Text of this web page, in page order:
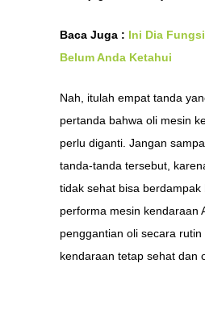
Baca Juga : Ini Dia
Belum Anda Ketahui
Nah, itulah empat tanda
pertanda bahwa oli mesin
perlu diganti. Jangan
tanda-tanda tersebut,
tidak sehat bisa berdampak
performa mesin kendaraan
penggantian oli secara rutin
kendaraan tetap sehat dan